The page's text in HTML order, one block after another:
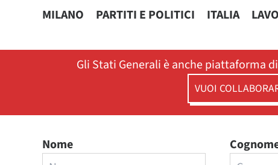
MILANO PARTITI E POLITICI ITALIA
Gli Stati Generali è anche piattaforma
VUOI
Nome